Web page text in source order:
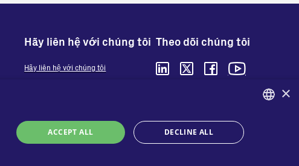
Hãy liên hệ với chúng tôi
Hãy liên hệ với chúng tôi
Theo dõi chúng tôi
Organizational model and line of ethics
×
ACCEPT ALL DECLINE ALL